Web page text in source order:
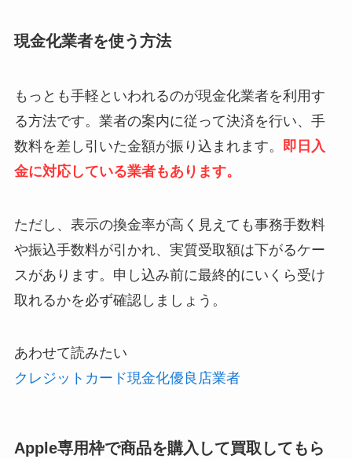
現金化業者を使う方法
もっとも手軽といわれるのが現金化業者を利用す
る方法です。業者の案内に従って決済を行い、手
数料を差し引いた金額が振り込まれます。 即日入
金に対応している業者もあります。
ただし、表示の換金率が高く見えても事務手数料
や振込手数料が引かれ、実質受取額は下がるケー
スがあります。申し込み前に最終的にいくら受け
取れるかを必ず確認しましょう。
あわせて読みたい
クレジットカード現金化優良店業者
Apple専用枠で商品を購入して買取してもら